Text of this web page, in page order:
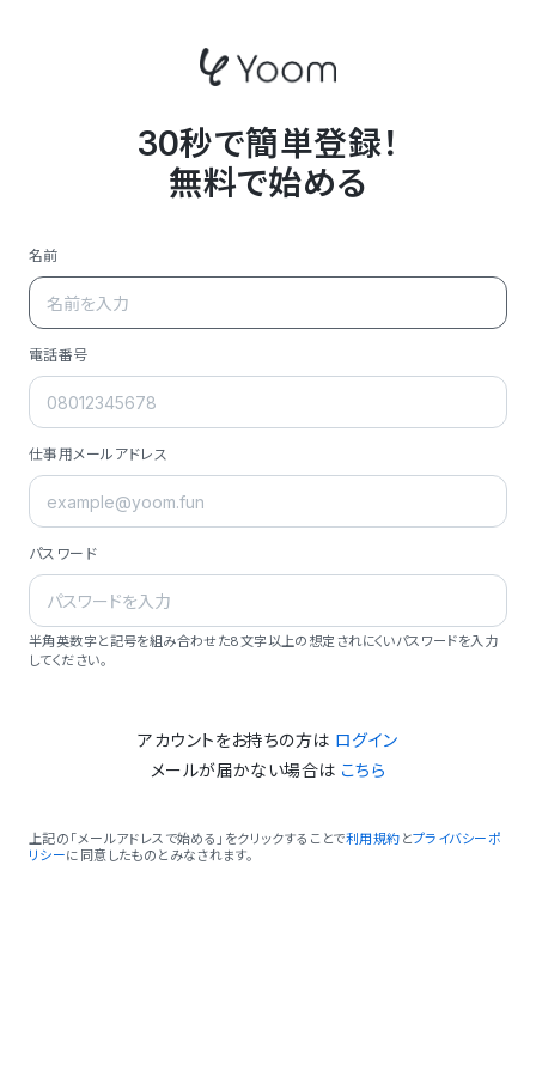
30秒で簡単登録！
無料で始める
名前
電話番号
仕事用メールアドレス
パスワード
半角英数字と記号を組み合わせた8文字以上の想定されにくいパスワードを入力
してください。
アカウントをお持ちの方は ログイン
メールが届かない場合は こちら
上記の「メールアドレスで始める」をクリックすることで利用規約 とプライバシーポ
リシーに同意したものとみなされます。